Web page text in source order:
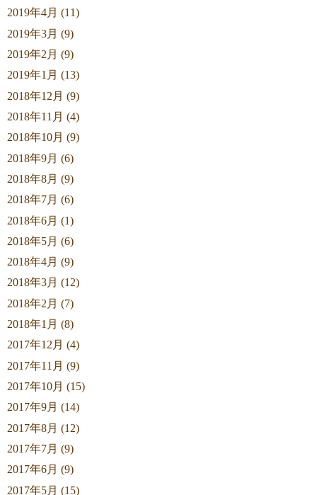
2019年4月 (11)
2019年3月 (9)
2019年2月 (9)
2019年1月 (13)
2018年12月 (9)
2018年11月 (4)
2018年10月 (9)
2018年9月 (6)
2018年8月 (9)
2018年7月 (6)
2018年6月 (1)
2018年5月 (6)
2018年4月 (9)
2018年3月 (12)
2018年2月 (7)
2018年1月 (8)
2017年12月 (4)
2017年11月 (9)
2017年10月 (15)
2017年9月 (14)
2017年8月 (12)
2017年7月 (9)
2017年6月 (9)
2017年5月 (15)